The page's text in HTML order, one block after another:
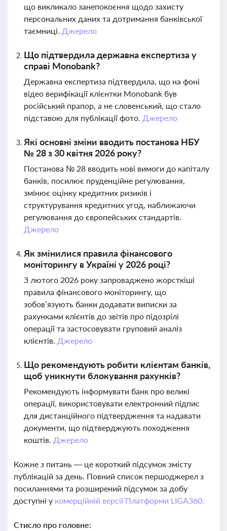
що викликало занепокоєння щодо захисту
персональних даних та дотримання банківської
таємниці. Джерело
Що підтвердила державна експертиза у
справі Monobank?
Державна експертиза підтвердила, що на фоні
відео верифікації клієнтки Monobank був
російський прапор, а не словенський, що стало
підставою для публікації фото. Джерело
Які основні зміни вводить постанова НБУ
№ 28 з 30 квітня 2026 року?
Постанова № 28 вводить нові вимоги до капіталу
банків, посилює пруденційне регулювання,
змінює оцінку кредитних ризиків і
структурування кредитних угод, наближаючи
регулювання до європейських стандартів.
Джерело
Як змінилися правила фінансового
моніторингу в Україні у 2026 році?
З лютого 2026 року запроваджено жорсткіші
правила фінансового моніторингу, що
зобов’язують банки додавати виписки за
рахунками клієнтів до звітів про підозрілі
операції та застосовувати груповий аналіз
клієнтів. Джерело
Що рекомендують робити клієнтам банків,
щоб уникнути блокування рахунків?
Рекомендують інформувати банк про великі
операції, використовувати електронний підпис
для дистанційного підтвердження та надавати
документи, що підтверджують походження
коштів. Джерело
Кожне з питань — це короткий підсумок змісту
публікацій за день. Повний список першоджерел з
посиланнями та розширений підсумок за добу
доступні у комерційній версії Платформи LIGA360.
Стисло про головне: